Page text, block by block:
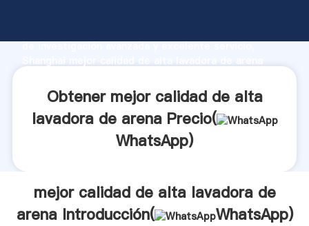
de investigación avanzada y excelente servicio,
clientes.Obtener mejor calidad de alta
lavadora de arena Precio(
WhatsApp)
mejor calidad de alta lavadora de
arena Introducción(
WhatsApp)